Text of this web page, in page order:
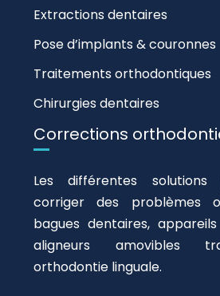
Extractions dentaires
Pose d’implants & couronnes
Traitements orthodontiques
Chirurgies dentaires
Corrections
Les différentes solutions
corriger des problèmes
bagues dentaires,
aligneurs amovibles
orthodontie linguale.